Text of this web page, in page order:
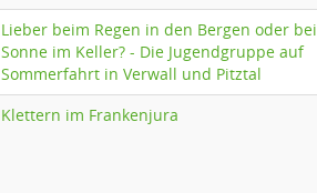
Lieber beim Regen in den Bergen oder bei
Sonne im Keller? - Die Jugendgruppe auf
Sommerfahrt in Verwall und Pitztal
Klettern im Frankenjura